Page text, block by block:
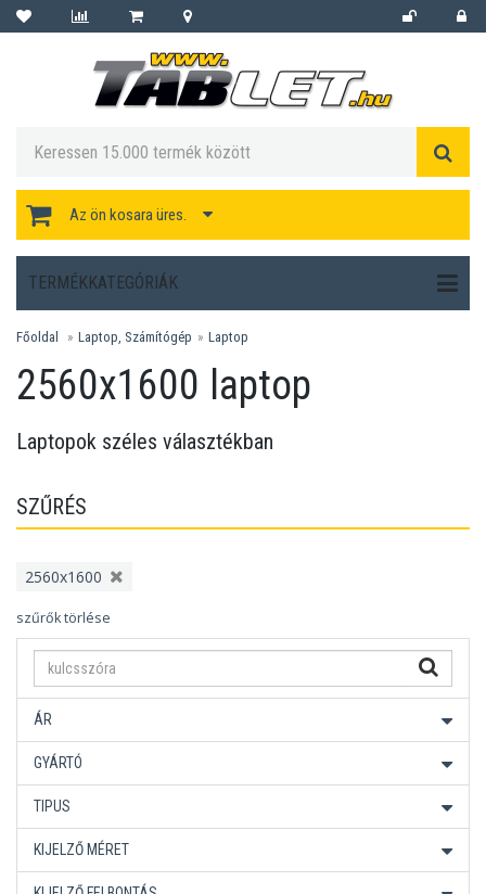
Az ön kosara üres.
TERMÉKKATEGÓRIÁK
Főoldal Laptop, Számítógép Laptop
2560x1600 laptop
Laptopok széles választékban
SZŰRÉS
2560x1600
szűrők törlése
ÁR
GYÁRTÓ
TIPUS
KIJELZŐ MÉRET